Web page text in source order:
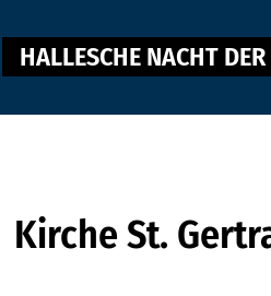
HALLESCHE NACHT
Kirche St.